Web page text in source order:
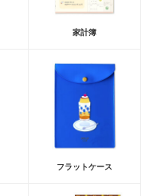
家計簿
フラットケース